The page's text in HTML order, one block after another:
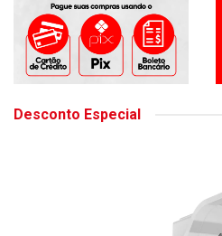
Desconto Especial